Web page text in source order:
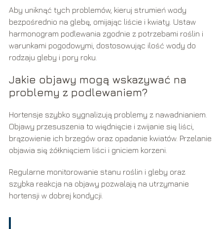
Aby uniknąć tych problemów, kieruj strumień wody
bezpośrednio na glebę, omijając liście i kwiaty. Ustaw
harmonogram podlewania zgodnie z potrzebami roślin i
warunkami pogodowymi, dostosowując ilość wody do
rodzaju gleby i pory roku.
Jakie objawy mogą wskazywać na
problemy z podlewaniem?
Hortensje szybko sygnalizują problemy z nawadnianiem.
Objawy przesuszenia to więdnięcie i zwijanie się liści,
brązowienie ich brzegów oraz opadanie kwiatów. Przelanie
objawia się żółknięciem liści i gniciem korzeni.
Regularne monitorowanie stanu roślin i gleby oraz
szybka reakcja na objawy pozwalają na utrzymanie
hortensji w dobrej kondycji.